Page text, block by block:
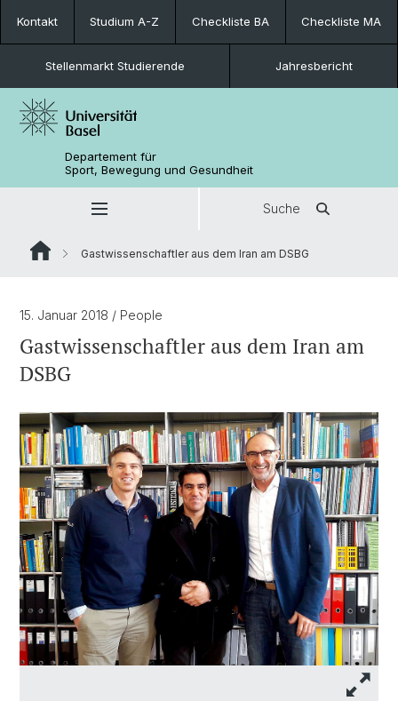
Kontakt Studium A-Z Checkliste BA Checkliste MA
Stellenmarkt Studierende Jahresbericht
Departement für
Sport, Bewegung und Gesundheit
Suche
Gastwissenschaftler aus dem Iran am DSBG
15. Januar 2018 / People
Gastwissenschaftler aus dem Iran am
DSBG